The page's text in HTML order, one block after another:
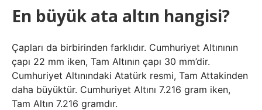
En büyük ata altın hangisi?
Çapları da birbirinden farklıdır. Cumhuriyet Altınının
çapı 22 mm iken, Tam Altının çapı 30 mm’dir.
Cumhuriyet Altınındaki Atatürk resmi, Tam Attakinden
daha büyüktür. Cumhuriyet Altını 7.216 gram iken,
Tam Altın 7.216 gramdır.